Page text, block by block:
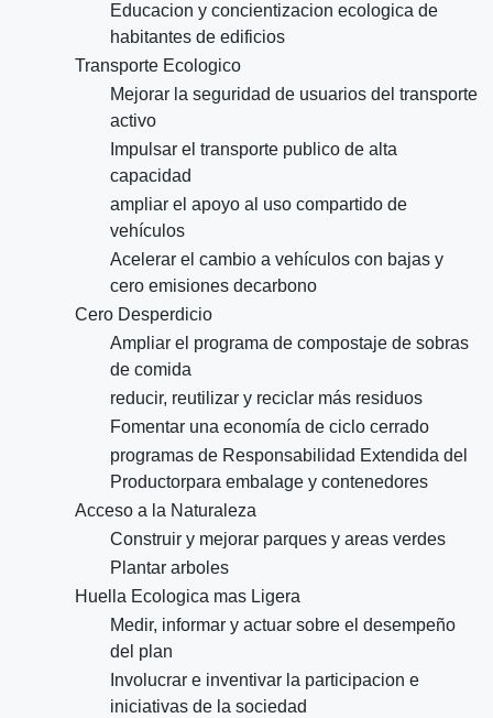
Educacion y concientizacion ecologica de
habitantes de edificios
Transporte Ecologico
Mejorar la seguridad de usuarios del transporte
activo
Impulsar el transporte publico de alta
capacidad
ampliar el apoyo al uso compartido de
vehículos
Acelerar el cambio a vehículos con bajas y
cero emisiones decarbono
Cero Desperdicio
Ampliar el programa de compostaje de sobras
de comida
reducir, reutilizar y reciclar más residuos
Fomentar una economía de ciclo cerrado
programas de Responsabilidad Extendida del
Productorpara embalage y contenedores
Acceso a la Naturaleza
Construir y mejorar parques y areas verdes
Plantar arboles
Huella Ecologica mas Ligera
Medir, informar y actuar sobre el desempeño
del plan
Involucrar e inventivar la participacion e
iniciativas de la sociedad